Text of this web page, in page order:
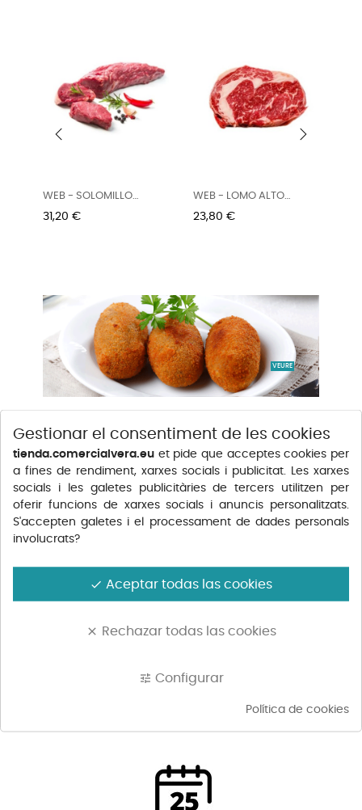
WEB - LOMO ALTO
ANGUS 2 X...
Preu
23,80 €
WEB - TAPILLA CADERA...
Preu
15,38 €
VEURE
LES NOSTRES MARQUES
Gestionar el consentiment de les cookies
tienda.comercialvera.eu et pide que acceptes cookies per
a fines de rendiment, xarxes socials i publicitat. Les xarxes
socials i les galetes publicitàries de tercers utilitzen per
oferir funcions de xarxes socials i anuncis personalitzats.
S'accepten galetes i el processament de dades personals
involucrats?
done Aceptar todas las cookies
clear Rechazar todas las cookies
tune Configurar
Política de cookies